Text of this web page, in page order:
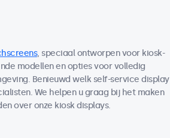
, speciaal ontworpen voor kiosk-
modellen en opties voor volledig
Benieuwd welk self-service display
We helpen u graag bij het maken
over onze kiosk displays.